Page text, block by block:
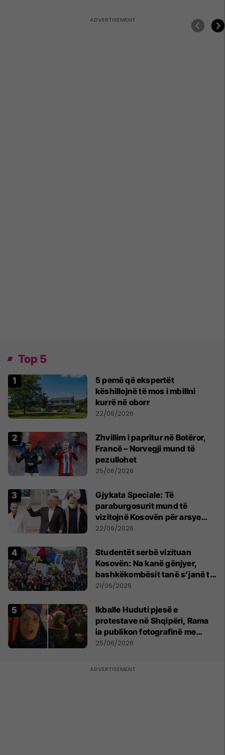
Top 5
5 pemë që ekspertët
këshillojnë të mos i mbillni
kurrë në oborr
22/06/2026
Zhvillim i papritur në Botëror,
Francë – Norvegji mund të
pezullohet
25/06/2026
​Gjykata Speciale: Të
paraburgosurit mund të
vizitojnë Kosovën për arsye
humanitare
22/06/2026
Studentët serbë vizituan
Kosovën: Na kanë gënjyer,
bashkëkombësit tanë s’janë të
shtypur
21/06/2026
Ikballe Huduti pjesë e
protestave në Shqipëri, Rama
ia publikon fotografinë me
Ahmadinejadin e Iranit
25/06/2026